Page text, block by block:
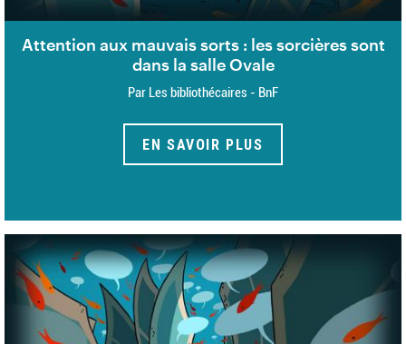
Attention aux mauvais sorts : les sorcières sont
dans la salle Ovale
Par Les bibliothécaires - BnF
EN SAVOIR PLUS